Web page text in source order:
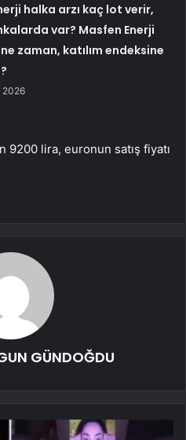
halka arzı kaç lot verir,
var? Masfen Enerji
zaman, katılım endeksine
2026
9200 lira, euronun satış fiyatı
GÜNDOĞDU